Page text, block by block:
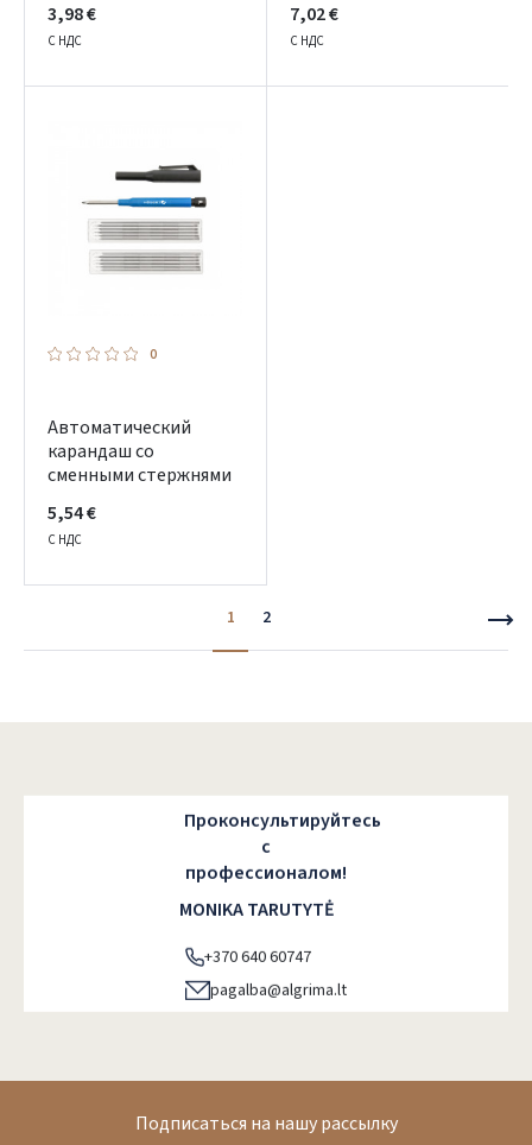
3,98 €
С НДС
7,02 €
С НДС
0
Автоматический
карандаш со
сменными стержнями
5,54 €
С НДС
1 2
Проконсультируйтесь
с
профессионалом!
MONIKA TARUTYTĖ
+370 640 60747
pagalba@algrima.lt
Подписаться на нашу рассылку